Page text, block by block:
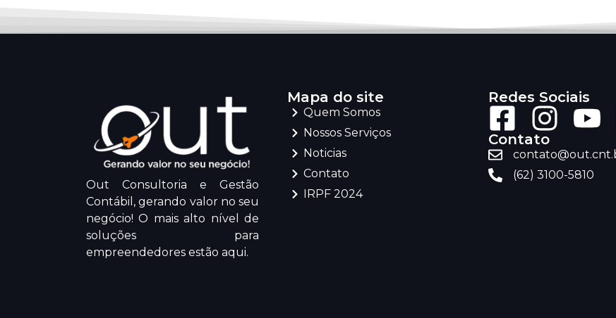
Out Consultoria e Gestão
Contábil, gerando valor no seu
negócio! O mais alto nível de
soluções para
empreendedores estão aqui.
Mapa do site
Quem Somos
Nossos Serviços
Noticias
Contato
IRPF 2024
Redes Sociais
Contato
(62) 3100-5810